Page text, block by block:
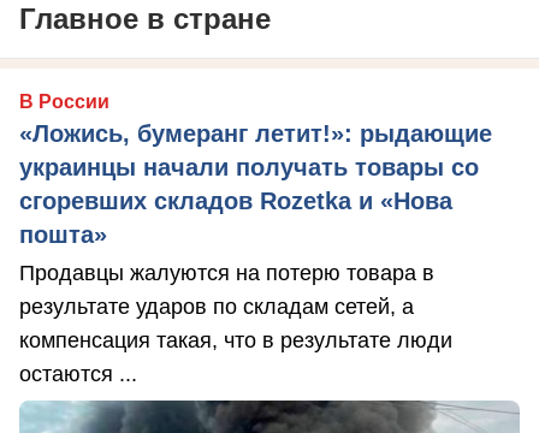
Главное в стране
В России
«Ложись, бумеранг летит!»: рыдающие
украинцы начали получать товары со
сгоревших складов Rozetka и «Нова
пошта»
Продавцы жалуются на потерю товара в
результате ударов по складам сетей, а
компенсация такая, что в результате люди
остаются ...